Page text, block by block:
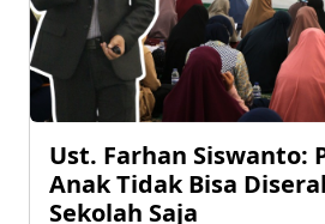
Ust. Farhan Siswanto:
Anak Tidak Bisa
Sekolah Saja